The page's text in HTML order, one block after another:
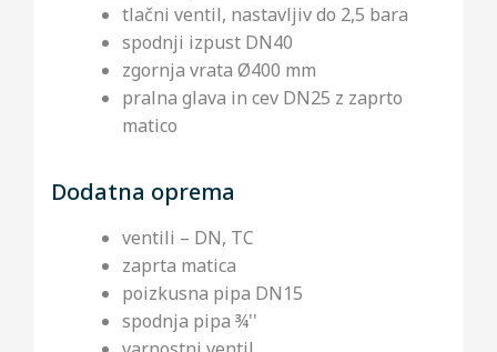
tlačni ventil, nastavljiv do 2,5 bara
spodnji izpust DN40
zgornja vrata Ø400 mm
pralna glava in cev DN25 z zaprto
matico
Dodatna oprema
ventili – DN, TC
zaprta matica
poizkusna pipa DN15
spodnja pipa ¾''